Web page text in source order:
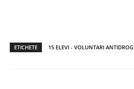
ETICHETE 15 ELEVI - VOLUNTARI ANTIDROG